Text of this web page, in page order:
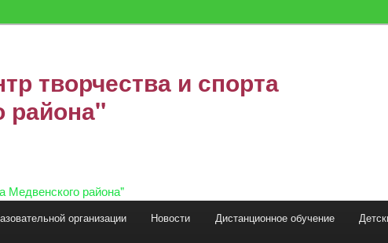
творчества и спорта
района"
организации Новости Дистанционное обучение